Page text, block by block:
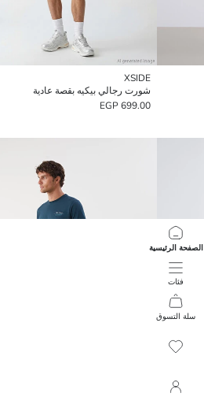
الصفحة الرئيسية
فئات
سلة التسوق
XSIDE
شورت رجالي بيكيه بقصة عادية
699.00 EGP